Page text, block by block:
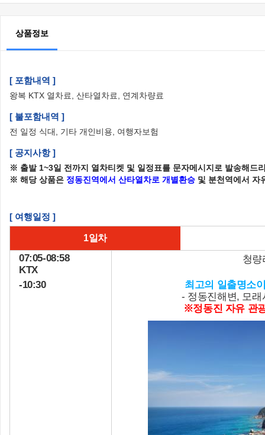
상품정보
[ 포함내역 ]
왕복 KTX 열차료, 산타열차료, 연계차량료
[ 불포함내역 ]
전 일정 식대, 기타 개인비용, 여행자보험
[ 공지사항 ]
※ 출발 1~3일 전까지 열차티켓 및 일정표를 문자메시지로 발송해드
※ 해당 상품은 정동진역에서 산타열차로 개별환승 및 분천역에서 자
[ 여행일정 ]
1일차
07:05-08:58
KTX
청
-10:30
최고의 일출명소
- 정동진해변, 모
※정동진 자유 관